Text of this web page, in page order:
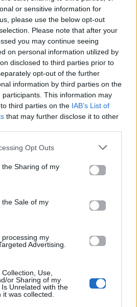
or sensitive information for
please use the below opt-out
Please note that after your
you may continue seeing
on personal information utilized by
disclosed to third parties prior to
opt-out of the further
information by third parties on the
participants. This information may
third parties on the IAB’s List of
that may further disclose it to other
Opt Outs
Sharing of my
Sale of my
my
Advertising.
Use,
or Sharing of my
Unrelated with the
was collected.
, επισκεφτείτε μας στο
μέσωTwitterή
Instagram.
το
στο Google
το
στο MSN